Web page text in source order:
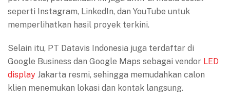
seperti Instagram, LinkedIn, dan YouTube untuk
memperlihatkan hasil proyek terkini.
Selain itu, PT Datavis Indonesia juga terdaftar di
Google Business dan Google Maps sebagai vendor LED
display Jakarta resmi, sehingga memudahkan calon
klien menemukan lokasi dan kontak langsung.